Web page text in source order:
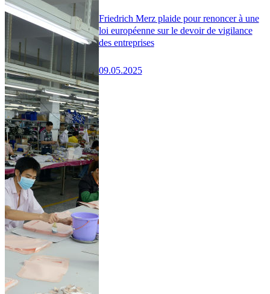
Friedrich Merz plaide pour renoncer à une
loi européenne sur le devoir de vigilance
des entreprises
09.05.2025